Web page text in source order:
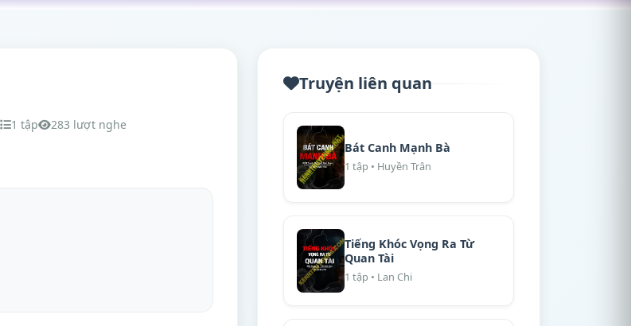
1 tập 283 lượt nghe
Truyện liên quan
Bát Canh Mạnh Bà
1 tập • Huyền Trân
Tiếng Khóc Vọng Ra Từ
Quan Tài
1 tập • Lan Chi